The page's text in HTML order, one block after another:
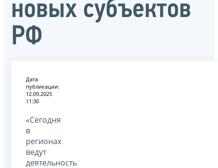
новых субъектов
РФ
Дата
публикации:
12.09.2025
11:30
«Сегодня
в
регионах
ведут
деятельность